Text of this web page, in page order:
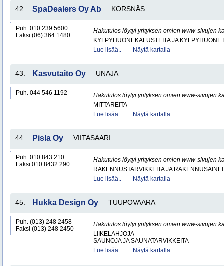
42. SpaDealers Oy Ab KORSNÄS
Puh. 010 239 5600
Faksi (06) 364 1480
Hakutulos löytyi yrityksen omien www-sivujen
KYLPYHUONEKALUSTEITA JA
Lue lisää..
Näytä kartalla
43. Kasvutaito Oy UNAJA
Puh. 044 546 1192
Hakutulos löytyi yrityksen omien www-sivujen
MITTAREITA
Lue lisää..
Näytä kartalla
44. Pisla Oy VIITASAARI
Puh. 010 843 210
Faksi 010 8432 290
Hakutulos löytyi yrityksen omien www-sivujen
RAKENNUSTARVIKKEITA JA
Lue lisää..
Näytä kartalla
45. Hukka Design Oy TUUPOVAARA
Puh. (013) 248 2458
Faksi (013) 248 2450
Hakutulos löytyi yrityksen omien www-sivujen
LIIKELAHJOJA
SAUNOJA JA SAUNATARVIKKEITA
Lue lisää..
Näytä kartalla